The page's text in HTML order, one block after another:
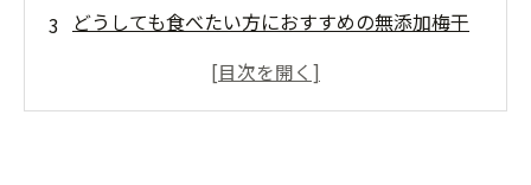
どうしても食べたい方におすすめの無添加梅干